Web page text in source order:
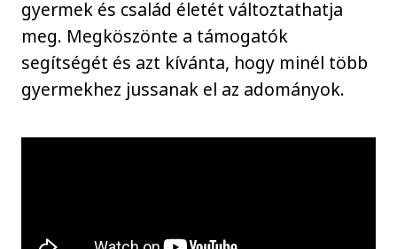
gyermek és család életét változtathatja
meg. Megköszönte a támogatók
segítségét és azt kívánta, hogy minél több
gyermekhez jussanak el az adományok.